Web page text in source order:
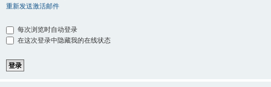
重新发送激活邮件
每次浏览时自动登录
在这次登录中隐藏我的在线状态